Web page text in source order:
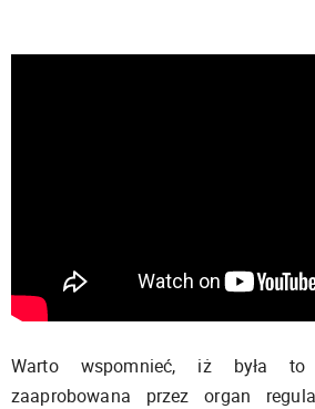
Warto wspomnieć, iż była to
zaaprobowana przez organ